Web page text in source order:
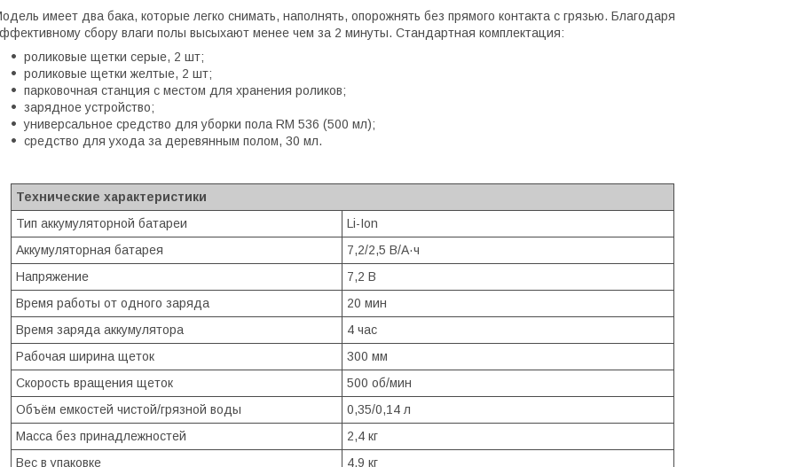
имеет два бака, которые легко снимать, наполнять, опорожнять без прямого контакта с грязью. Благодаря
сбору влаги полы высыхают менее чем за 2 минуты. Стандартная комплектация:
роликовые щетки серые, 2 шт;
роликовые щетки желтые, 2 шт;
парковочная станция с местом для хранения роликов;
зарядное устройство;
универсальное средство для уборки пола RM 536 (500 мл);
средство для ухода за деревянным полом, 30 мл.
Технические характеристики
Тип аккумуляторной батареи
Li-Ion
Аккумуляторная батарея
7,2/2,5 В/А·ч
Напряжение
7,2 B
Время работы от одного заряда
20 мин
Время заряда аккумулятора
4 час
Рабочая ширина щеток
300 мм
Скорость вращения щеток
500 об/мин
Объём емкостей чистой/грязной воды
0,35/0,14 л
Масса без принадлежностей
2,4 кг
Вес в упаковке
4,9 кг